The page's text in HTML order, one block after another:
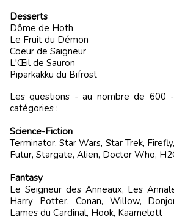
Desserts
Dôme de Hoth
​Le Fruit du Démon
​Coeur de Saigneur
L'Œil de Sauron
​Piparkakku du Bifröst
Les questions - au nombre de 600 - sont réparties en 6
catégories :
​Science-Fiction
Terminator, Star Wars, Star Trek,
Futur, Stargate, Alien, Doctor Who,
Fantasy
Le Seigneur des Anneaux, Les
Harry Potter, Conan, Willow,
Lames du Cardinal, Hook, Kaamelott